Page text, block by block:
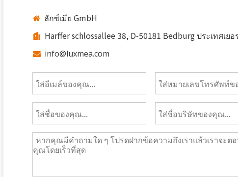
 ลักซ์เมีย GmbH
 Harffer schlossallee 38, D-50181 Bedburg ประเทศเย
 info@luxmea.com